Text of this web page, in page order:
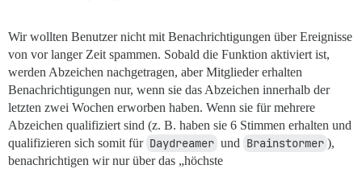
Wir wollten Benutzer nicht mit Benachrichtigungen über Ereignisse
von vor langer Zeit spammen. Sobald die Funktion aktiviert ist,
werden Abzeichen nachgetragen, aber Mitglieder erhalten
Benachrichtigungen nur, wenn sie das Abzeichen innerhalb der
letzten zwei Wochen erworben haben. Wenn sie für mehrere
Abzeichen qualifiziert sind (z. B. haben sie 6 Stimmen erhalten und
qualifizieren sich somit für Daydreamer und Brainstormer ),
benachrichtigen wir nur über das „höchste